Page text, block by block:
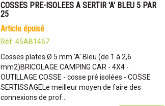
COSSES PRE-ISOLEES A SERTIR 'A' BLEU 5 PAR
25
article épuisé
Réf: 45AB1467
Cosses plates Ø 5 mm 'A' Bleu (de 1 à 2,6
mm2)BRICOLAGE CAMPING CAR - 4X4 -
OUTILLAGE COSSE - cosse pré isolées - COSSE
SERTISSAGELe meilleur moyen de faire des
connexions de prof...